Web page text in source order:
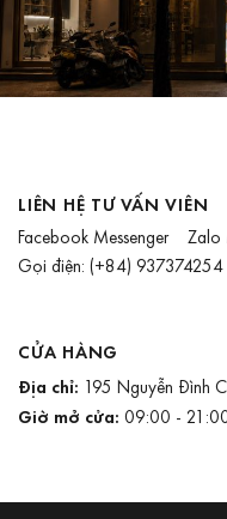
LIÊN HỆ TƯ VẤN VIÊN
Facebook Messenger Zalo
Gọi điện: (+84) 937374254
CỬA HÀNG
Địa chỉ: 195 Nguyễn Đình
Giờ mở cửa: 09:00 -